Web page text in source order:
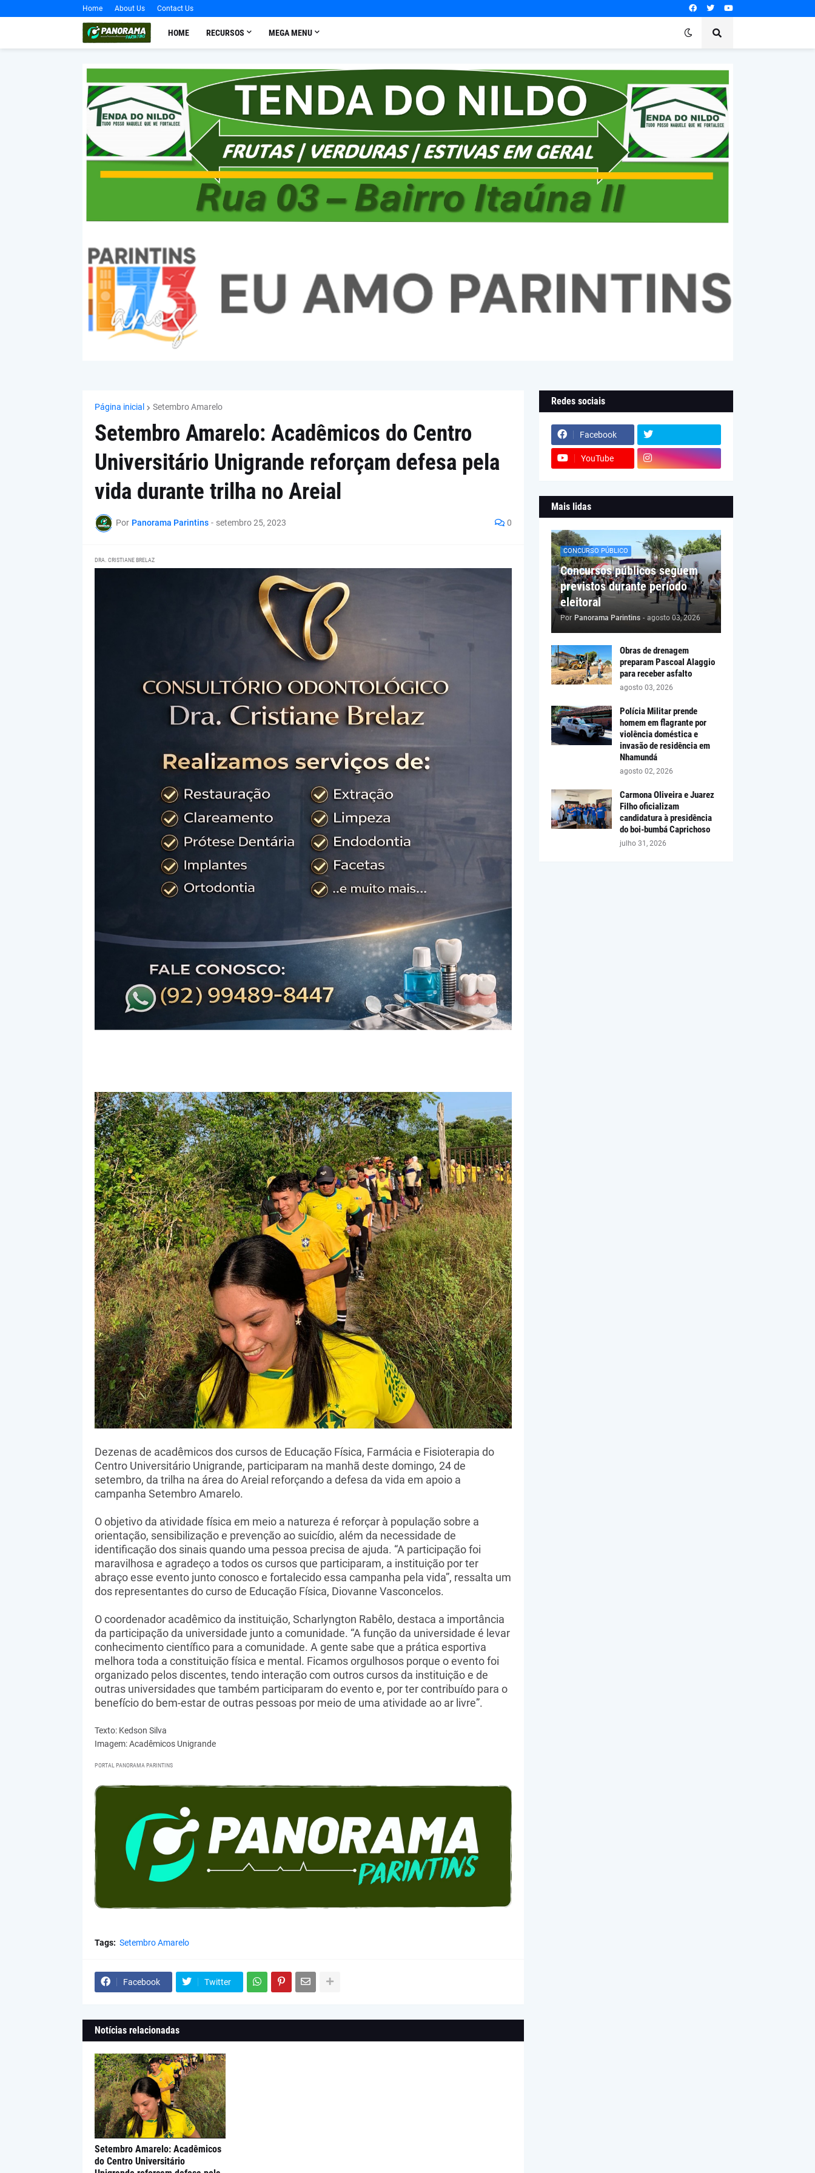
Home About Us Contact Us
HOME RECURSOS MEGA MENU
Página inicial Setembro Amarelo
Setembro Amarelo: Acadêmicos do Centro
Universitário Unigrande reforçam defesa pela
vida durante trilha no Areial
Por Panorama Parintins - setembro 25, 2023 0
DRA. CRISTIANE BRELAZ
Dezenas de acadêmicos dos cursos de Educação Física, Farmácia e Fisioterapia do
Centro Universitário Unigrande, participaram na manhã deste domingo, 24 de
setembro, da trilha na área do Areial reforçando a defesa da vida em apoio a
campanha Setembro Amarelo.
O objetivo da atividade física em meio a natureza é reforçar à população sobre a
orientação, sensibilização e prevenção ao suicídio, além da necessidade de
identificação dos sinais quando uma pessoa precisa de ajuda. “A participação foi
maravilhosa e agradeço a todos os cursos que participaram, a instituição por ter
abraço esse evento junto conosco e fortalecido essa campanha pela vida”, ressalta um
dos representantes do curso de Educação Física, Diovanne Vasconcelos.
O coordenador acadêmico da instituição, Scharlyngton Rabêlo, destaca a importância
da participação da universidade junto a comunidade. “A função da universidade é levar
conhecimento científico para a comunidade. A gente sabe que a prática esportiva
melhora toda a constituição física e mental. Ficamos orgulhosos porque o evento foi
organizado pelos discentes, tendo interação com outros cursos da instituição e de
outras universidades que também participaram do evento e, por ter contribuído para o
benefício do bem-estar de outras pessoas por meio de uma atividade ao ar livre”.
Texto: Kedson Silva
Imagem: Acadêmicos Unigrande
PORTAL PANORAMA PARINTINS
Tags: Setembro Amarelo
Facebook Twitter
Notícias relacionadas
Setembro Amarelo: Acadêmicos
do Centro Universitário
Redes sociais
Facebook
YouTube
Mais lidas
CONCURSO PÚBLICO
Concursos públicos seguem
previstos durante período
eleitoral
Por Panorama Parintins - agosto 03, 2026
Obras de drenagem
preparam Pascoal Alaggio
para receber asfalto
agosto 03, 2026
Polícia Militar prende
homem em flagrante por
violência doméstica e
invasão de residência em
Nhamundá
agosto 02, 2026
Carmona Oliveira e Juarez
Filho oficializam
candidatura à presidência
do boi-bumbá Caprichoso
julho 31, 2026